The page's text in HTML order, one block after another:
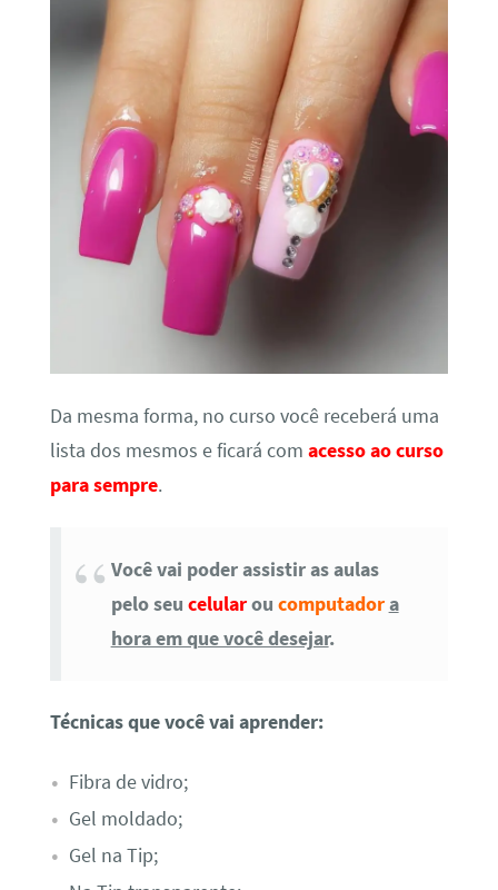
Da mesma forma, no curso você receberá uma
lista dos mesmos e ficará com acesso ao curso
para sempre.
Você vai poder assistir as aulas
pelo seu celularou computador a
hora em que você desejar.
Técnicas que você vai aprender:
Fibra de vidro;
Gel moldado;
Gel na Tip;